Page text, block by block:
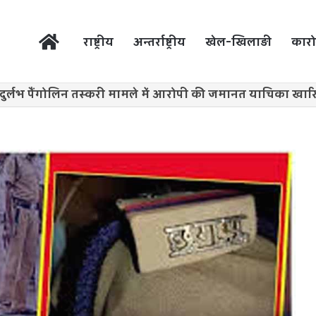
राष्ट्रीय अन्तर्राष्ट्रीय खेल-खिलाड़ी
दुर्लभ पैंगोलिन तस्करी मामले में आरोपी की जमानत याचिका